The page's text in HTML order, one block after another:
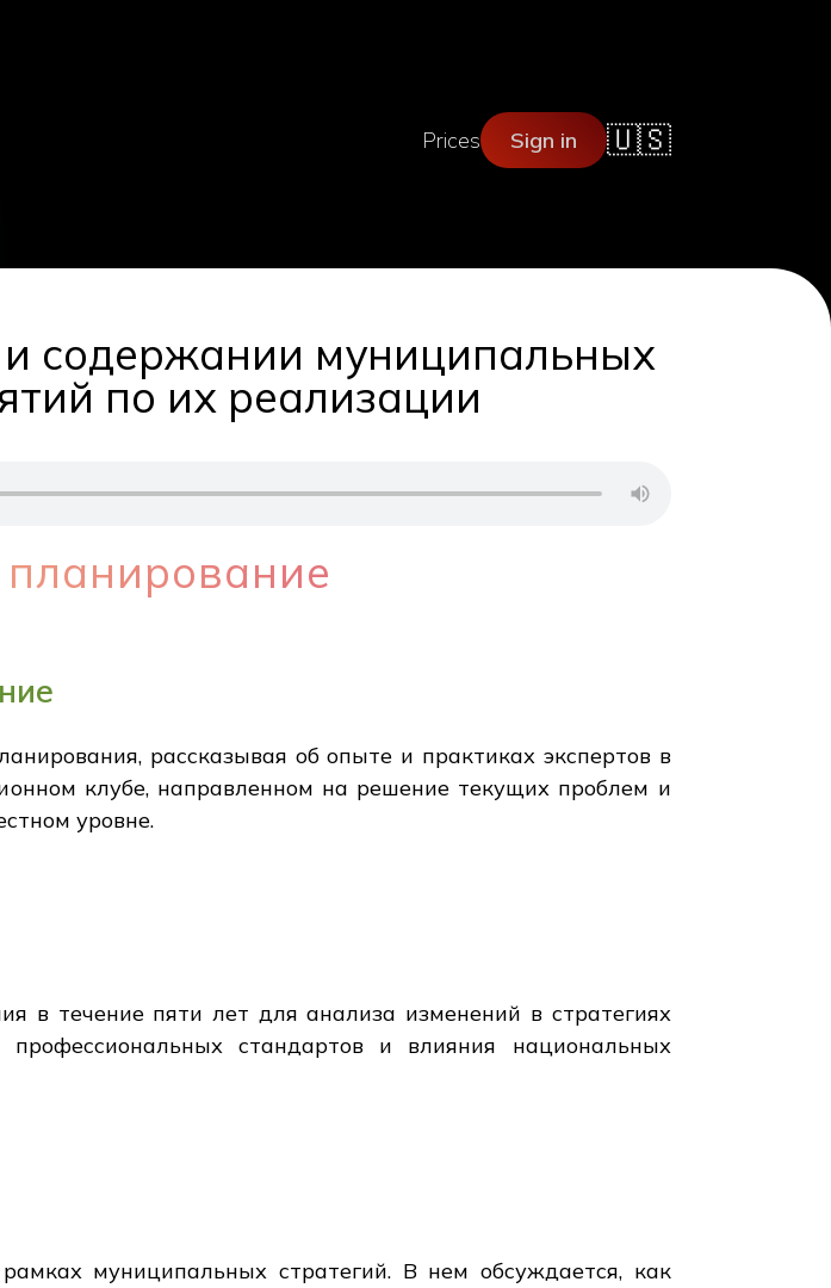
Prices Sign in 🇺🇸
содержании муниципальных
по их реализации
планирование
рассказывая об опыте и практиках экспертов в
клубе, направленном на решение текущих проблем и
уровне.
в течение пяти лет для анализа изменений в стратегиях
профессиональных стандартов и влияния национальных
муниципальных стратегий. В нем обсуждается, как